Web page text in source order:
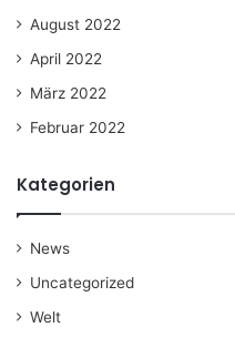
August 2022
April 2022
März 2022
Februar 2022
Kategorien
News
Uncategorized
Welt